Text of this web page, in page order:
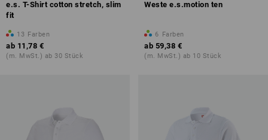
e.s. T-Shirt cotton stretch, slim
fit
13 Farben
ab 11,78 €
(m. MwSt.) ab 30 Stück
Weste e.s.motion ten
6 Farben
ab 59,38 €
(m. MwSt.) ab 10 Stück